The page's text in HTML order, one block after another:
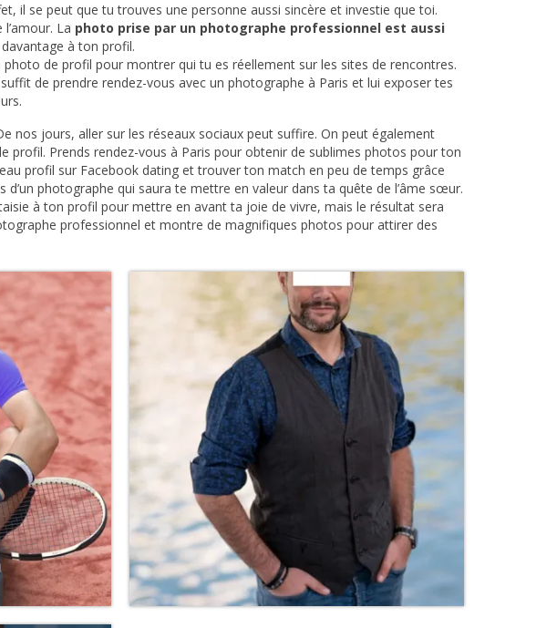
il se peut que tu trouves une personne aussi sincère et investie que toi.
La photo prise par un photographe professionnel est aussi
à ton profil.
de profil pour montrer qui tu es réellement sur les sites de rencontres.
de prendre rendez-vous avec un photographe à Paris et lui exposer tes
nos jours, aller sur les réseaux sociaux peut suffire. On peut également
Prends rendez-vous à Paris pour obtenir de sublimes photos pour ton
profil sur Facebook dating et trouver ton match en peu de temps grâce
photographe qui saura te mettre en valeur dans ta quête de l’âme sœur.
à ton profil pour mettre en avant ta joie de vivre, mais le résultat sera
professionnel et montre de magnifiques photos pour attirer des